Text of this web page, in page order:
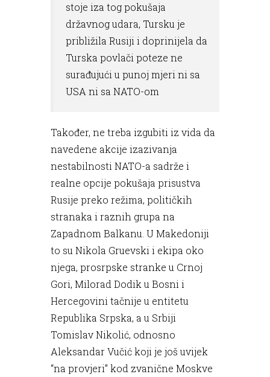
stoje iza tog pokušaja
državnog udara, Tursku je
približila Rusiji i doprinijela da
Turska povlači poteze ne
surađujući u punoj mjeri ni sa
USA ni sa NATO-om
Također, ne treba izgubiti iz vida da
navedene akcije izazivanja
nestabilnosti NATO-a sadrže i
realne opcije pokušaja prisustva
Rusije preko režima, političkih
stranaka i raznih grupa na
Zapadnom Balkanu. U Makedoniji
to su Nikola Gruevski i ekipa oko
njega, prosrpske stranke u Crnoj
Gori, Milorad Dodik u Bosni i
Hercegovini tačnije u entitetu
Republika Srpska, a u Srbiji
Tomislav Nikolić, odnosno
Aleksandar Vučić koji je još uvijek
“na provjeri” kod zvanične Moskve